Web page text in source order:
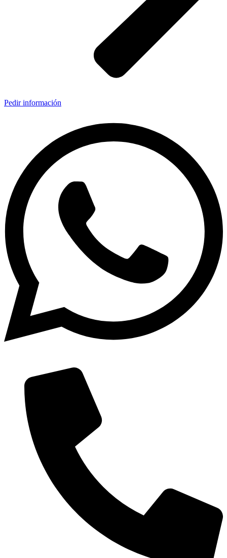
Pedir información